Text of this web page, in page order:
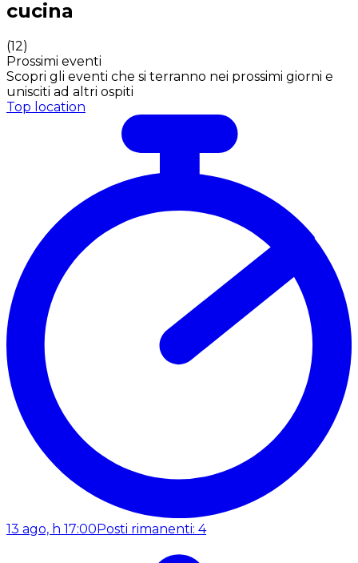
cucina
(12)
Prossimi eventi
Scopri gli eventi che si terranno nei prossimi giorni e
unisciti ad altri ospiti
Top location
13 ago, h 17:00 Posti rimanenti: 4